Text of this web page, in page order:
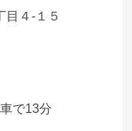
目４-１５
で13分